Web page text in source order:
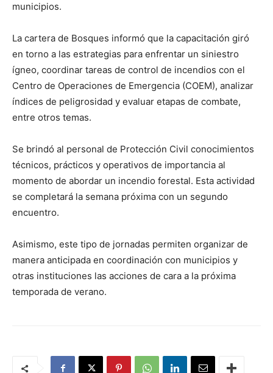
municipios.
La cartera de Bosques informó que la capacitación giró
en torno a las estrategias para enfrentar un siniestro
ígneo, coordinar tareas de control de incendios con el
Centro de Operaciones de Emergencia (COEM), analizar
índices de peligrosidad y evaluar etapas de combate,
entre otros temas.
Se brindó al personal de Protección Civil conocimientos
técnicos, prácticos y operativos de importancia al
momento de abordar un incendio forestal. Esta actividad
se completará la semana próxima con un segundo
encuentro.
Asimismo, este tipo de jornadas permiten organizar de
manera anticipada en coordinación con municipios y
otras instituciones las acciones de cara a la próxima
temporada de verano.